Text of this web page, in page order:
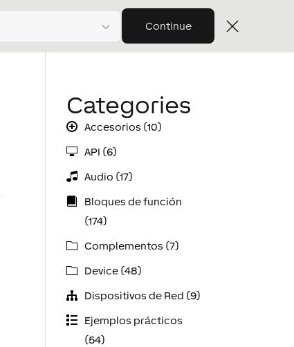
Continue
Categories
Accesorios (10)
API (6)
Audio (17)
Bloques de función
(174)
Complementos (7)
Device (48)
Dispositivos de Red (9)
Ejemplos prácticos
(54)